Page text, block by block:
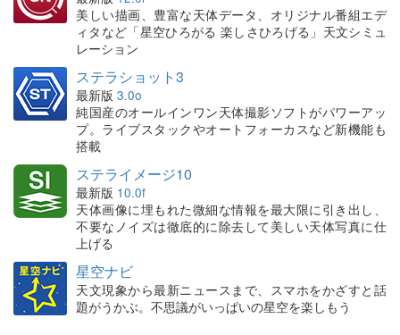
美しい描画、豊富な天体データ、オリジナル番組エデ
ィタなど「星空ひろがる 楽しさひろげる」天文シミュ
レーション
ステラショット3
最新版 3.0o
純国産のオールインワン天体撮影ソフトがパワーアッ
プ。ライブスタックやオートフォーカスなど新機能も
搭載
ステライメージ10
最新版 10.0f
天体画像に埋もれた微細な情報を最大限に引き出し、
不要なノイズは徹底的に除去して美しい天体写真に仕
上げる
星空ナビ
天文現象から最新ニュースまで、スマホをかざすと話
題がうかぶ。不思議がいっぱいの星空を楽しもう